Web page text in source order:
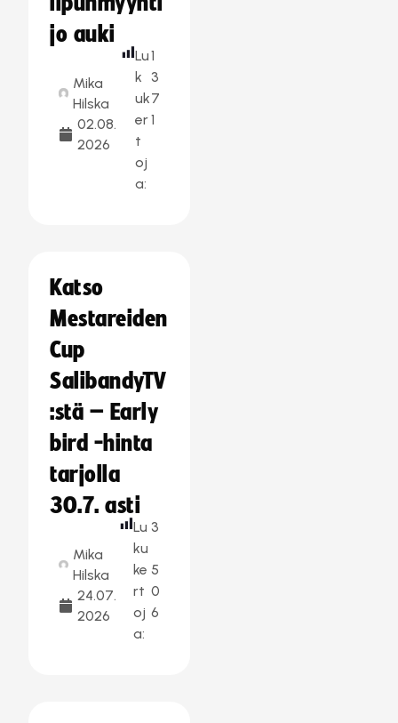
jo auki
Mika
Hilska
02.08.
2026
Lu
k
uk
er
t
oj
a:
1
3
7
1
Katso
Mestareiden
Cup
SalibandyTV
:stä – Early
bird -hinta
tarjolla
30.7. asti
Mika
Hilska
24.07.
2026
Lu
ku
ke
rt
oj
a:
3
5
0
6